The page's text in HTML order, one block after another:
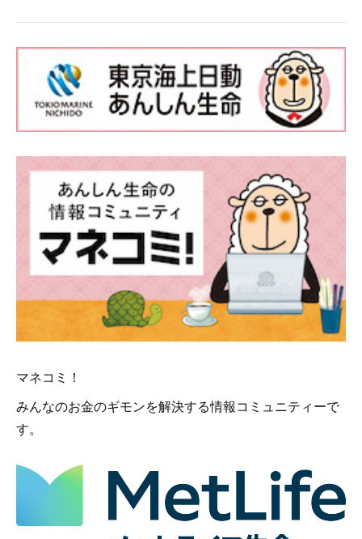
マネコミ！
みんなのお金のギモンを解決する情報コミュニティーで
す。